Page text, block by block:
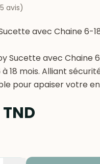
5 avis)
avec Chaine 6-
Sucette avec Chaine
à 18 mois. Alliant
pour apaiser votre
TND